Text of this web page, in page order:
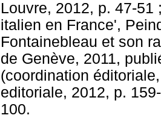
Louvre, 2012, p. 47-
italien en France',
Fontainebleau et son
de Genève, 2011,
(coordination
editoriale, 2012, p.
100.